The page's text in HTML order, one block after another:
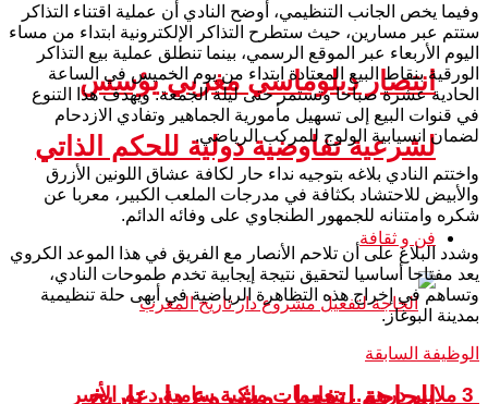
انتصار دبلوماسي مغربي يؤسس
لشرعية تفاوضية دولية للحكم الذاتي
فن و ثقافة
الحاجة لتفعيل مشروع دار تاريخ
​وفيما يخص الجانب التنظيمي، أوضح النادي أن عملية اقتناء التذاكر
ستتم عبر مسارين، حيث ستطرح التذاكر الإلكترونية ابتداء من مساء
اليوم الأربعاء عبر الموقع الرسمي، بينما تنطلق عملية بيع التذاكر
الورقية بنقاط البيع المعتادة ابتداء من يوم الخميس في الساعة
الحادية عشرة صباحا وتستمر حتى ليلة الجمعة. ويهدف هذا التنوع
في قنوات البيع إلى تسهيل مأمورية الجماهير وتفادي الازدحام
لضمان انسيابية الولوج للمركب الرياضي.
​واختتم النادي بلاغه بتوجيه نداء حار لكافة عشاق اللونين الأزرق
والأبيض للاحتشاد بكثافة في مدرجات الملعب الكبير، معربا عن
شكره وامتنانه للجمهور الطنجاوي على وفائه الدائم.
وشدد البلاغ على أن تلاحم الأنصار مع الفريق في هذا الموعد الكروي
يعد مفتاحا أساسيا لتحقيق نتيجة إيجابية تخدم طموحات النادي،
وتساهم في إخراج هذه التظاهرة الرياضية في أبهى حلة تنظيمية
بمدينة البوغاز.
الوظيفة السابقة
3 ملايير درهم.. بتعليمات ملكية سامية دعم الأسر